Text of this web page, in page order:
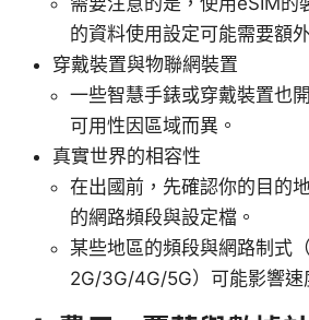
的資料使用設定可能需要額
穿戴裝置與物聯網裝置
一些智慧手錶或穿戴裝置也
可用性因區域而異。
真實世界的相容性
在出國前，先確認你的目的
的網路頻段與設定檔。
某些地區的頻段與網路制式
2G/3G/4G/5G）可能影響速